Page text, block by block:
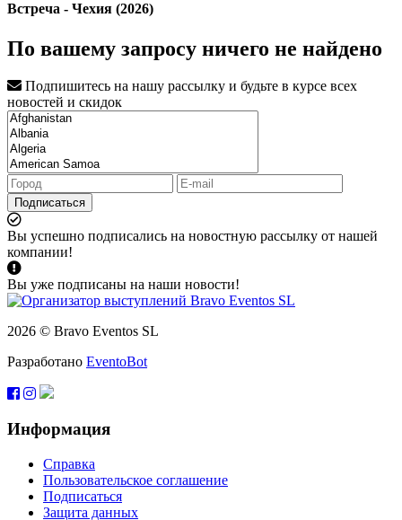
Встреча - Чехия (2026)
По вашему запросу ничего не найдено
Подпишитесь на нашу рассылку и будьте в курсе всех
новостей и скидок
Подписаться
Вы успешно подписались на новостную рассылку от нашей
компании!
Вы уже подписаны на наши новости!
2026 © Bravo Eventos SL
Разработано EventoBot
Информация
Справка
Пользовательское соглашение
Подписаться
Защита данных